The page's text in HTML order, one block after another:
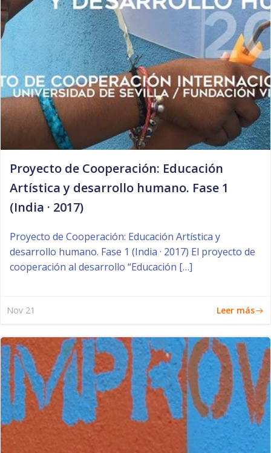
Proyecto de Cooperación: Educación
Artística y desarrollo humano. Fase 1
(India · 2017)
Proyecto de Cooperación: Educación Artística y
desarrollo humano. Fase 1 (India · 2017) El proyecto de
cooperación al desarrollo “Educación […]
Nov 21 Leer más